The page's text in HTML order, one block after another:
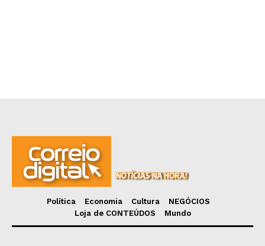
Política Economia Cultura
NEGÓCIOS
Loja de CONTEÚDOS
Mundo